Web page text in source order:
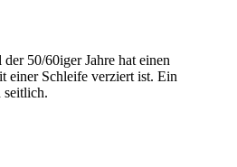
50/60iger Jahre hat einen
einer Schleife verziert ist. Ein
seitlich.